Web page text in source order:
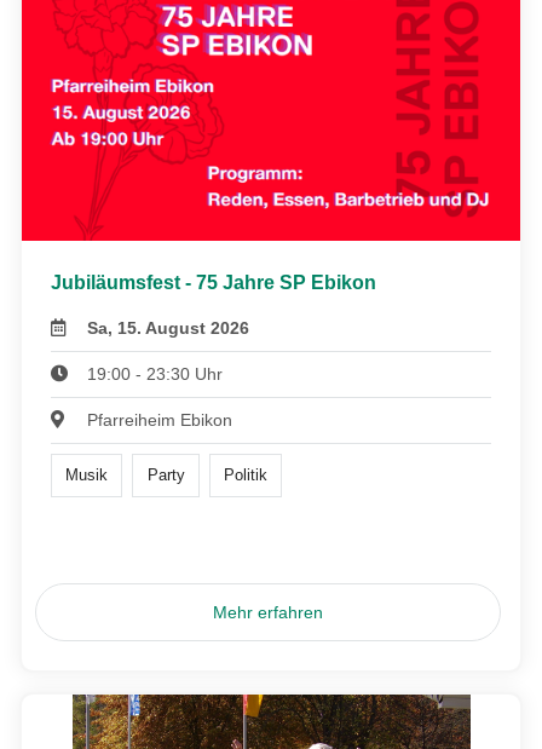
Jubiläumsfest - 75 Jahre SP Ebikon
Sa, 15. August 2026
19:00 - 23:30 Uhr
Pfarreiheim Ebikon
Musik Party Politik
Mehr erfahren